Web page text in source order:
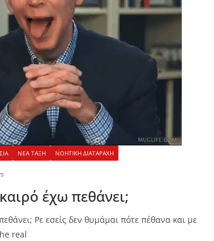
ΝΕΑ ΤΑΞΗ ΝΟΗΤΙΚΗ ΔΙΑΤΑΡΑΧΗ
έχω πεθάνει;
Ρε εσείς δεν θυμάμαι πότε πέθανα και με
real